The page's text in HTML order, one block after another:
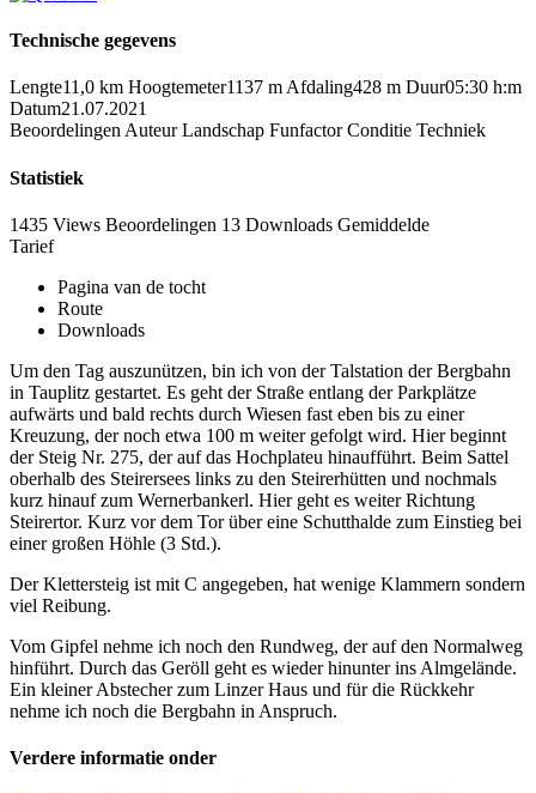
Technische gegevens
Lengte11,0 km Hoogtemeter1137 m Afdaling428 m Duur05:30 h:m
Datum21.07.2021
Beoordelingen Auteur Landschap Funfactor Conditie Techniek
Statistiek
1435 Views Beoordelingen 13 Downloads Gemiddelde
Tarief
Pagina van de tocht
Route
Downloads
Um den Tag auszunützen, bin ich von der Talstation der Bergbahn
in Tauplitz gestartet. Es geht der Straße entlang der Parkplätze
aufwärts und bald rechts durch Wiesen fast eben bis zu einer
Kreuzung, der noch etwa 100 m weiter gefolgt wird. Hier beginnt
der Steig Nr. 275, der auf das Hochplateu hinaufführt. Beim Sattel
oberhalb des Steirersees links zu den Steirerhütten und nochmals
kurz hinauf zum Wernerbankerl. Hier geht es weiter Richtung
Steirertor. Kurz vor dem Tor über eine Schutthalde zum Einstieg bei
einer großen Höhle (3 Std.).
Der Klettersteig ist mit C angegeben, hat wenige Klammern sondern
viel Reibung.
Vom Gipfel nehme ich noch den Rundweg, der auf den Normalweg
hinführt. Durch das Geröll geht es wieder hinunter ins Almgelände.
Ein kleiner Abstecher zum Linzer Haus und für die Rückkehr
nehme ich noch die Bergbahn in Anspruch.
Verdere informatie onder